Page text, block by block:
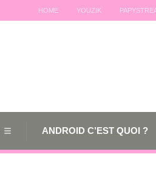
HOME YOUZIK
ANDROID C’EST QUOI ?